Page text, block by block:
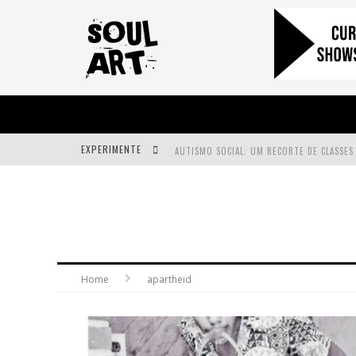
EXPERIMENTE
Home apartheid